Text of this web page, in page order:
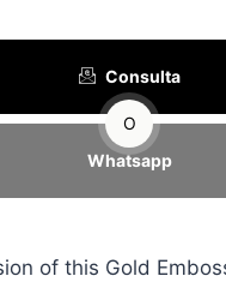
Consulta
O
Whatsapp
of this Gold